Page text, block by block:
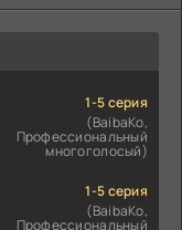
1-5 серия
(BaibaKo,
Профессиональный
многоголосый)
1-5 серия
(BaibaKo,
Профессиональный